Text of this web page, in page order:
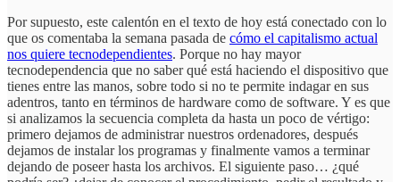
Por supuesto, este calentón en el texto de hoy está conectado con lo
que os comentaba la semana pasada de cómo el capitalismo actual
nos quiere tecnodependientes. Porque no hay mayor
tecnodependencia que no saber qué está haciendo el dispositivo que
tienes entre las manos, sobre todo si no te permite indagar en sus
adentros, tanto en términos de hardware como de software. Y es que
si analizamos la secuencia completa da hasta un poco de vértigo:
primero dejamos de administrar nuestros ordenadores, después
dejamos de instalar los programas y finalmente vamos a terminar
dejando de poseer hasta los archivos. El siguiente paso… ¿qué